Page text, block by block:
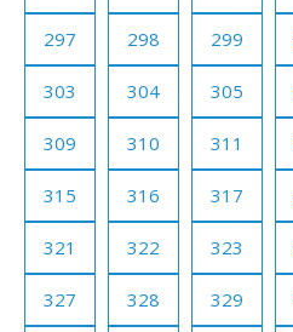
297 298 299
303 304 305
309 310 311
315 316 317
321 322 323
327 328 329